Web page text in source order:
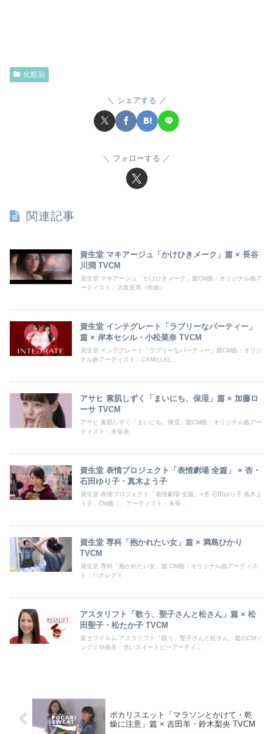
化粧品
シェアする
フォローする
関連記事
資生堂 マキアージュ「かけひきメーク」篇 × 長谷
川潤 TVCM
資生堂 マキアージュ「かけひきメーク」篇CM曲：オリジナル曲ア
ーティスト：大友良英（作曲）
資生堂 インテグレート「ラブリーなパーティー」
篇 × 岸本セシル・小松菜奈 TVCM
資生堂 インテグレート「ラブリーなパーティー」篇CM曲：オリジ
ナル曲アーティスト：CAMILLE(...
アサヒ 素肌しずく「まいにち、保湿」篇 × 加藤ロ
ーサ TVCM
アサヒ 素肌しずく「まいにち、保湿」篇CM曲：オリジナル曲アー
ティスト：未発表
資生堂 表情プロジェクト「表情劇場 全篇」 × 杏・
石田ゆり子・真木よう子
資生堂 表情プロジェクト「表情劇場 全篇」×杏 石田ゆり子 真木よ
う子、CM曲：、アーティスト：未発...
資生堂 専科「抱かれたい女」篇 × 満島ひかり
TVCM
資生堂 専科「抱かれたい女」篇 CM曲：オリジナル曲アーティス
ト：ハナレグミ
アスタリフト「歌う、聖子さんと松さん」篇 × 松
田聖子・松たか子 TVCM
富士フイルム アスタリフト「歌う、聖子さんと松さん」篇のCMソ
ングＣＭ曲名：赤いスイートピーアーティ...
ポカリスエット「マラソンとかけて・乾
燥に注意」篇 × 吉田羊・鈴木梨央 TVCM